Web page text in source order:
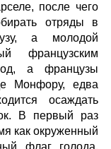
после чего
отряды в
а молодой
французским
а французы
Монфору, едва
осаждать
В первый раз
как окруженный
флаг голода,